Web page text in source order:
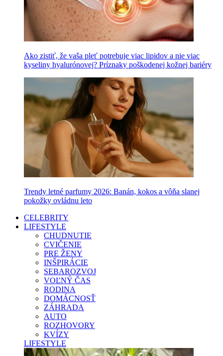
Ako zistiť, že vaša pleť potrebuje viac lipidov a nie viac
kyseliny hyalurónovej? Príznaky poškodenej kožnej bariéry
Trendy letné parfumy 2026: Banán, kokos a vôňa slanej
pokožky ovládnu leto
CELEBRITY
LIFESTYLE
CHUDNUTIE
CVIČENIE
PRE ŽENY
INŠPIRÁCIE
SEBAROZVOJ
VOĽNÝ ČAS
RODINA
DOMÁCNOSŤ
ZÁHRADA
AUTO
ROZHOVORY
KVÍZY
LIFESTYLE